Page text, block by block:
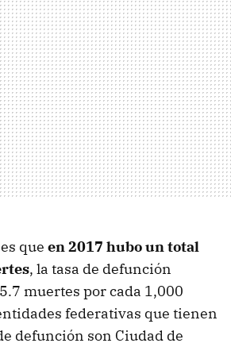
que en 2017 hubo un total
, la tasa de defunción
muertes por cada 1,000
federativas que tienen
defunción son Ciudad de